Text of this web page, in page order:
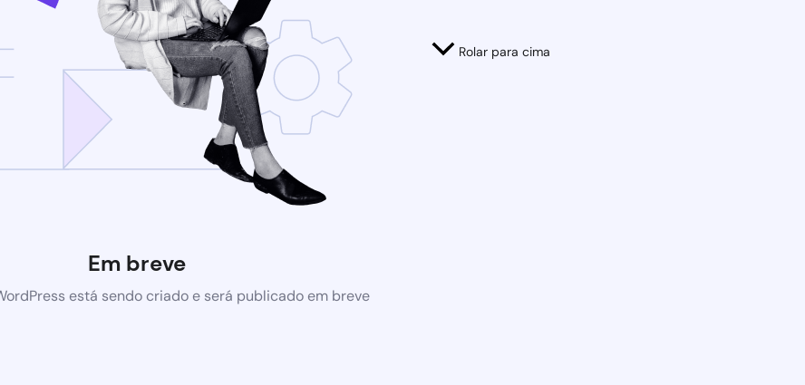
Em breve
está sendo criado e será publicado em breve
Rolar para cima